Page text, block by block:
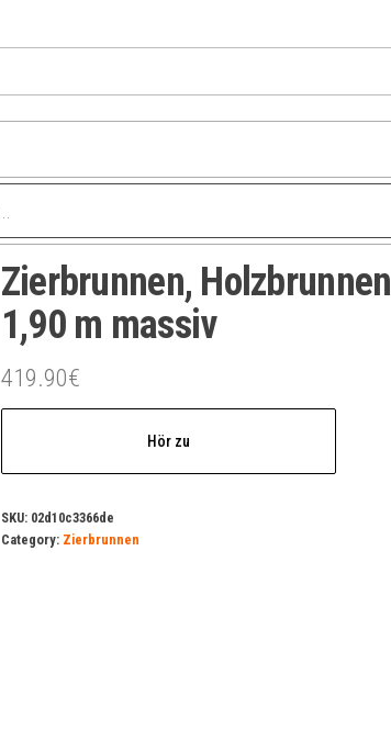
Zierbrunnen, Holzbrunnen
1,90 m massiv
419.90€
Hör zu
SKU: 02d10c3366de
Category: Zierbrunnen